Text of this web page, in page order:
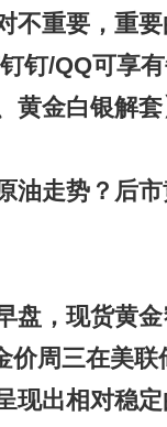
不重要，重
钉/QQ可享
黄金白银解
油走势？后
盘，现货黄
价周三在美
现出相对稳